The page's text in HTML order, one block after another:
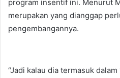
program insentif ini. Menurut
merupakan yang dianggap
pengembangannya.
“Jadi kalau dia termasuk